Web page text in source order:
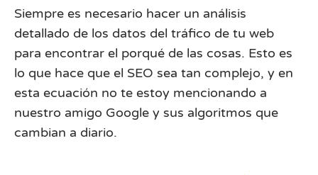
Siempre es necesario hacer un análisis
detallado de los datos del tráfico de tu web
para encontrar el porqué de las cosas. Esto es
lo que hace que el SEO sea tan complejo, y en
esta ecuación no te estoy mencionando a
nuestro amigo Google y sus algoritmos que
cambian a diario.